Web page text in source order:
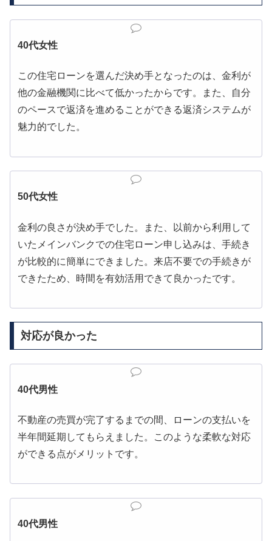
40代女性
この住宅ローンを選んだ決め手となったのは、金利が
他の金融機関に比べて低かったからです。また、自分
のペースで返済を進めることができる返済システムが
魅力的でした。
50代女性
金利の良さが決め手でした。また、以前から利用して
いたメインバンクでの住宅ローン申し込みは、手続き
が比較的に簡単にできました。来店不要での手続きが
できたため、時間を有効活用できて良かったです。
対応が良かった
40代男性
不動産の売買が完了するまでの間、ローンの支払いを
半年間延期してもらえました。このような柔軟な対応
ができる点がメリットです。
40代男性